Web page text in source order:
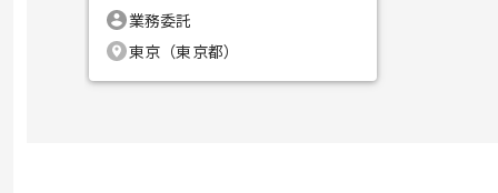
業務委託
東京（東京都）